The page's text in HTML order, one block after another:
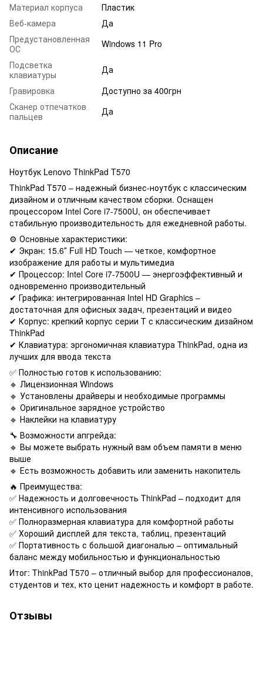
Материал корпуса
Пластик
Веб-камера
Да
Предустановленная
ОС
Windows 11 Pro
Подсветка
клавиатуры
Да
Гравировка
Доступно за 400грн
Сканер отпечатков
пальцев
Да
Описание
Ноутбук Lenovo ThinkPad T570
ThinkPad T570 – надежный бизнес-ноутбук с классическим
дизайном и отличным качеством сборки. Оснащен
процессором Intel Core i7-7500U, он обеспечивает
стабильную производительность для ежедневной работы.
⚙️ Основные характеристики:
✔ Экран: 15.6″ Full HD Touch — четкое, комфортное
изображение для работы и мультимедиа
✔ Процессор: Intel Core i7-7500U — энергоэффективный и
одновременно производительный
✔ Графика: интегрированная Intel HD Graphics –
достаточная для офисных задач, презентаций и видео
✔ Корпус: крепкий корпус серии T с классическим дизайном
ThinkPad
✔ Клавиатура: эргономичная клавиатура ThinkPad, одна из
лучших для ввода текста
✅ Полностью готов к использованию:
🔹 Лицензионная Windows
🔹 Установлены драйверы и необходимые программы
🔹 Оригинальное зарядное устройство
🔹 Наклейки на клавиатуру
🔧 Возможности апгрейда:
🔹 Вы можете выбрать нужный вам объем памяти в меню
выше
🔹 Есть возможность добавить или заменить накопитель
🔥 Преимущества:
✅ Надежность и долговечность ThinkPad – подходит для
интенсивного использования
✅ Полноразмерная клавиатура для комфортной работы
✅ Хороший дисплей для текста, таблиц, презентаций
✅ Портативность с большой диагональю – оптимальный
баланс между мобильностью и функциональностью
Итог: ThinkPad T570 – отличный выбор для профессионалов,
студентов и тех, кто ценит надежность и комфорт в работе.
Отзывы